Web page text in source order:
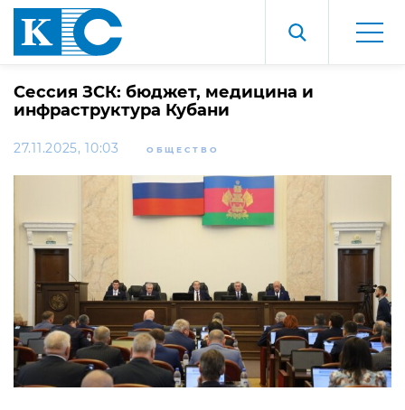
Сессия ЗСК: бюджет, медицина и
инфраструктура Кубани
27.11.2025, 10:03 ОБЩЕСТВО